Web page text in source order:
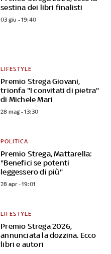
sestina dei libri finalisti
03 giu - 19:40
Premio Strega Giovani,
trionfa "I convitati di pietra"
di Michele Mari
LIFESTYLE
28 mag - 13:30
Premio Strega, Mattarella:
"Benefici se potenti
leggessero di più"
POLITICA
28 apr - 19:01
Premio Strega 2026,
annunciata la dozzina. Ecco
libri e autori
LIFESTYLE